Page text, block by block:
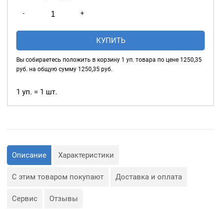
-
товара
Люверсы
(№3)
Premium
+
КУПИТЬ
Вы собираетесь положить в корзину 1 уп. товара по цене 1250,35
руб. на общую сумму 1250,35руб.
1 уп. = 1 шт.
Описание Характеристики
С этим товаром покупают Доставка и оплата
Сервис Отзывы